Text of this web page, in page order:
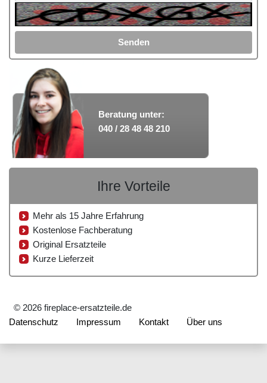
Senden
Beratung unter:
040 / 28 48 48 210
Ihre Vorteile
Mehr als 15 Jahre Erfahrung
Kostenlose Fachberatung
Original Ersatzteile
Kurze Lieferzeit
© 2026 fireplace-ersatzteile.de
Datenschutz
Impressum Kontakt Über uns